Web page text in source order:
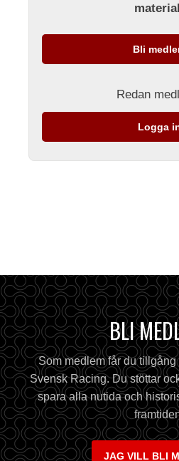
Bli
Redan
Logga
BLI
Som medlem får du
Svensk Racing. Du stöttar
spara alla nutida och
JAG VILL BLI